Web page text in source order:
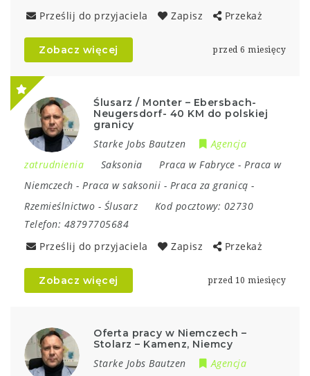
Prześlij do przyjaciela
Zapisz Przekaż
Zobacz więcej przed 6 miesięcy
Ślusarz / Monter – Ebersbach-
Neugersdorf- 40 KM do polskiej
granicy
Starke Jobs Bautzen
Agencja
zatrudnienia
Saksonia Praca w Fabryce - Praca w
Niemczech - Praca w saksonii - Praca za granicą -
Rzemieślnictwo - Ślusarz Kod pocztowy: 02730
Telefon: 48797705684
Prześlij do przyjaciela
Zapisz Przekaż
Zobacz więcej przed 10 miesięcy
Oferta pracy w Niemczech –
Stolarz – Kamenz, Niemcy
Starke Jobs Bautzen
Agencja